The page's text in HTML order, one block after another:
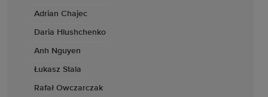
Adrian Chajec
Daria Hlushchenko
Anh Nguyen
Łukasz Stala
Rafał Owczarczak